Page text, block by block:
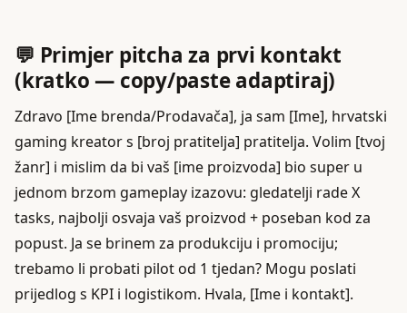
💬 Primjer pitcha za prvi kontakt
(kratko — copy/paste adaptiraj)
Zdravo [Ime brenda/Prodavača], ja sam [Ime], hrvatski
gaming kreator s [broj pratitelja] pratitelja. Volim [tvoj
žanr] i mislim da bi vaš [ime proizvoda] bio super u
jednom brzom gameplay izazovu: gledatelji rade X
tasks, najbolji osvaja vaš proizvod + poseban kod za
popust. Ja se brinem za produkciju i promociju;
trebamo li probati pilot od 1 tjedan? Mogu poslati
prijedlog s KPI i logistikom. Hvala, [Ime i kontakt].